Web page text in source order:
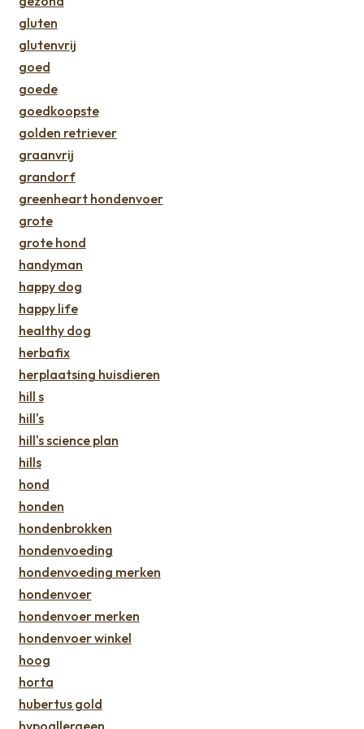
gluten
glutenvrij
goed
goede
goedkoopste
golden retriever
graanvrij
grandorf
greenheart hondenvoer
grote
grote hond
handyman
happy dog
happy life
healthy dog
herbafix
herplaatsing huisdieren
hill s
hill's
hill's science plan
hills
hond
honden
hondenbrokken
hondenvoeding
hondenvoeding merken
hondenvoer
hondenvoer merken
hondenvoer winkel
hoog
horta
hubertus gold